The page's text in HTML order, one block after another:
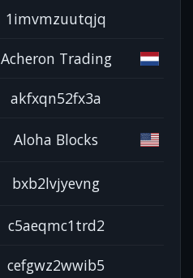
1imvmzuutqjq
Acheron Trading
akfxqn52fx3a
Aloha Blocks
bxb2lvjyevng
c5aeqmc1trd2
cefgwz2wwib5